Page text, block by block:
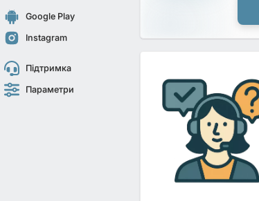
Google Play
Instagram
Підтримка
Параметри